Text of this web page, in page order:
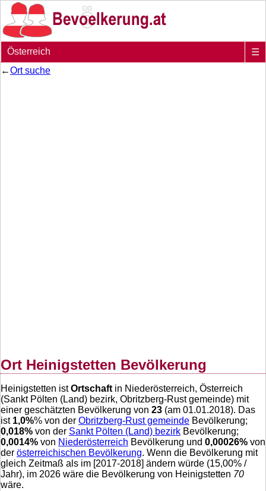
Österreich
☰
←Ort suche
Ort Heinigstetten Bevölkerung
Heinigstetten istOrtschaft in Niederösterreich, Österreich
(Sankt Pölten (Land) bezirk, Obritzberg-Rust gemeinde) mit
einer geschätzten Bevölkerung von 23 (am 01.01.2018). Das
ist 1,0%% von der Obritzberg-Rust gemeinde Bevölkerung;
0,018% von der Sankt Pölten (Land) bezirk Bevölkerung;
0,0014% von Niederösterreich Bevölkerung und 0,00026% von
der österreichischen Bevölkerung. Wenn die Bevölkerung mit
gleich Zeitmaß als im [2017-2018] ändern würde (15,00% /
Jahr), im 2026 wäre die Bevölkerung von Heinigstetten 70
wäre.